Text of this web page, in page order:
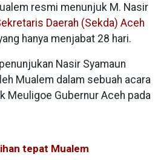
resmi menunjuk M. Nasir
Daerah (Sekda) Aceh
hanya menjabat 28 hari.
Nasir Syamaun
Mualem dalam sebuah acara
Meuligoe Gubernur Aceh pada
tepat Mualem